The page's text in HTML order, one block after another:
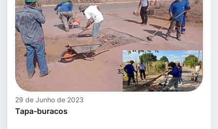
29 de Junho de 2023
Tapa-buracos